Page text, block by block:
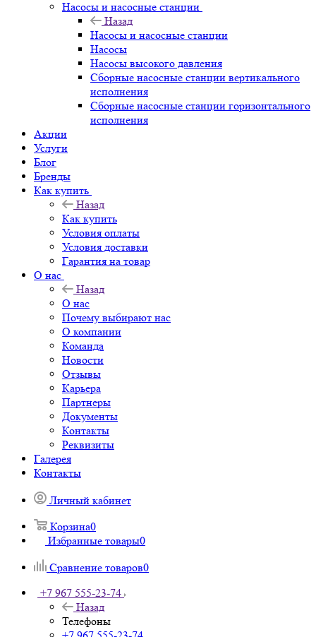
Насосы и насосные станции
Назад
Насосы и насосные станции
Насосы
Насосы высокого давления
Сборные насосные станции вертикального
исполнения
Сборные насосные станции горизонтального
исполнения
Акции
Услуги
Блог
Бренды
Как купить
Назад
Как купить
Условия оплаты
Условия доставки
Гарантия на товар
О нас
Назад
О нас
Почему выбирают нас
О компании
Команда
Новости
Отзывы
Карьера
Партнеры
Документы
Контакты
Реквизиты
Галерея
Контакты
Личный кабинет
Корзина0
Избранные товары0
Сравнение товаров0
+7 967 555-23-74
Назад
Телефоны